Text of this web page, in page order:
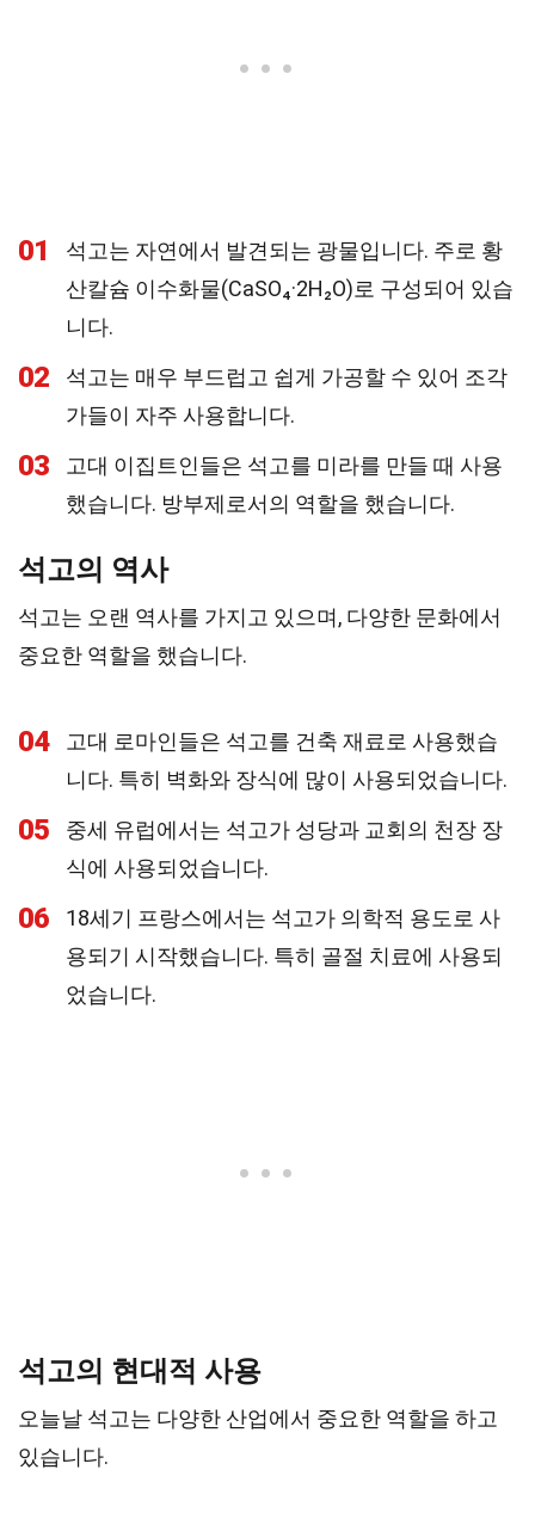
01
석고는 자연에서 발견되는 광물입니다. 주로 황
산칼슘 이수화물(CaSO₄·2H₂O)로 구성되어 있습
니다.
02
석고는 매우 부드럽고 쉽게 가공할 수 있어 조각
가들이 자주 사용합니다.
03
고대 이집트인들은 석고를 미라를 만들 때 사용
했습니다. 방부제로서의 역할을 했습니다.
석고의 역사
석고는 오랜 역사를 가지고 있으며, 다양한 문화에서
중요한 역할을 했습니다.
04
고대 로마인들은 석고를 건축 재료로 사용했습
니다. 특히 벽화와 장식에 많이 사용되었습니다.
05
중세 유럽에서는 석고가 성당과 교회의 천장 장
식에 사용되었습니다.
06
18세기 프랑스에서는 석고가 의학적 용도로 사
용되기 시작했습니다. 특히 골절 치료에 사용되
었습니다.
석고의 현대적 사용
오늘날 석고는 다양한 산업에서 중요한 역할을 하고
있습니다.